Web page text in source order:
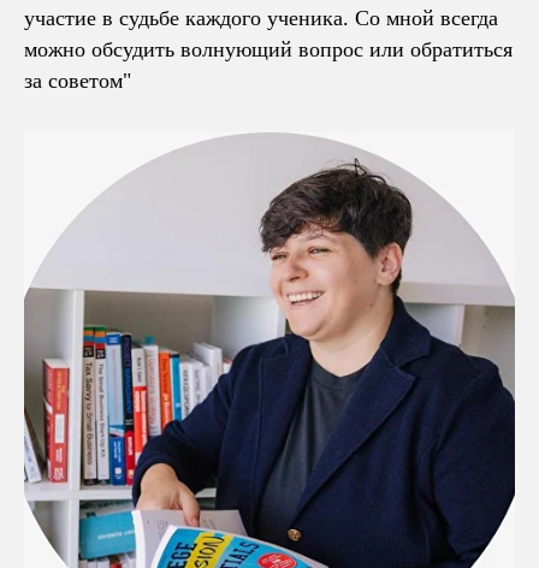
участие в судьбе каждого ученика. Со мной всегда
можно обсудить волнующий вопрос или обратиться
за советом"